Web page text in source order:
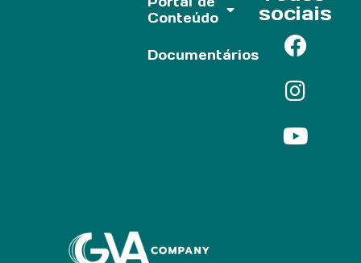
Conteúdo
Documentários
sociais